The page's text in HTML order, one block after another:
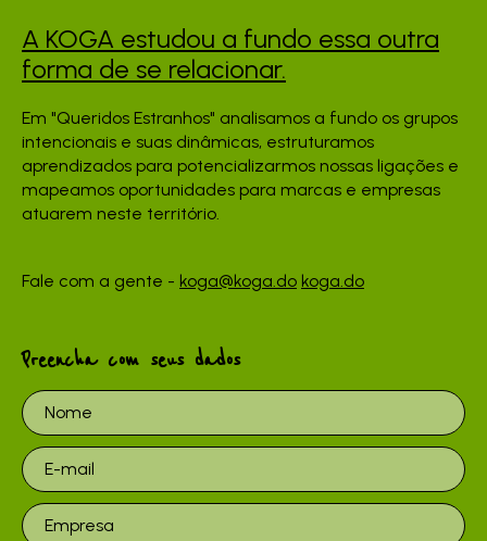
A KOGA estudou a fundo essa outra
forma de se relacionar.
Em "Queridos Estranhos" analisamos a fundo os grupos
intencionais e suas dinâmicas, estruturamos
aprendizados para potencializarmos nossas ligações e
mapeamos oportunidades para marcas e empresas
atuarem neste território.
Fale com a gente - koga@koga.do koga.do
Preencha com seus dados